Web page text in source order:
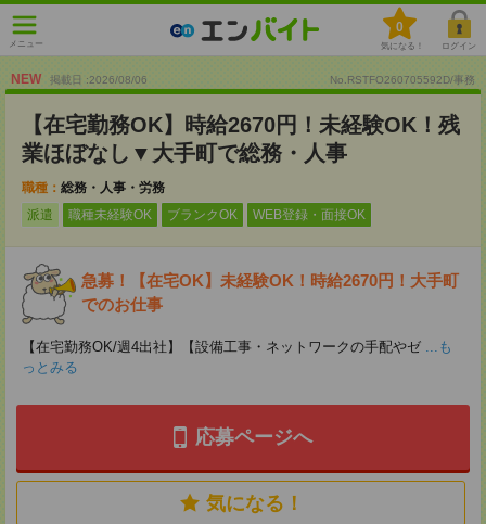
メニュー
0
気になる！ ログイン
NEW 掲載日 :2026/08/06 No.RSTFO260705592D/事務
【在宅勤務OK】時給2670円！未経験OK！残
業ほぼなし▼大手町で総務・人事
職種： 総務・人事・労務
派遣
職種未経験OK ブランクOK WEB登録・面接OK
急募！【在宅OK】未経験OK！時給2670円！大手町
でのお仕事
【在宅勤務OK/週4出社】【設備工事・ネットワークの手配やゼ ...も
っとみる
応募ページへ
気になる！